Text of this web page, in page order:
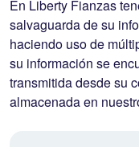
En Liberty Fianzas
salvaguarda de su
haciendo uso de
su información se
transmitida desde su
almacenada en